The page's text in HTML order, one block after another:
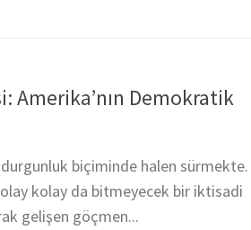
Demokratik
biçiminde halen sürmekte.
kolay da bitmeyecek bir iktisadi
gelişen göçmen...